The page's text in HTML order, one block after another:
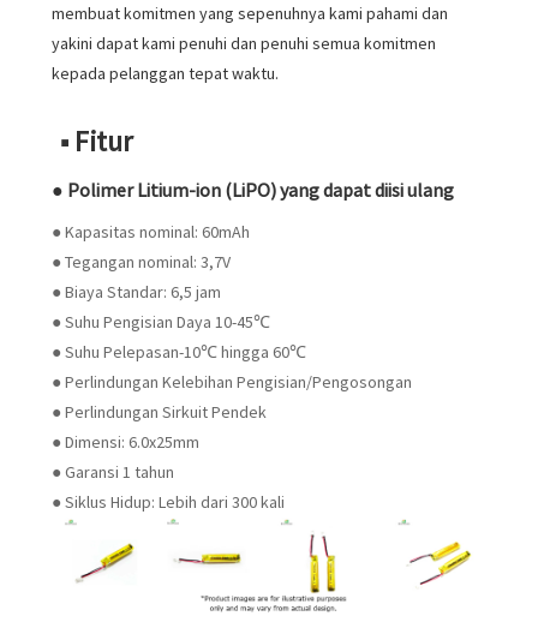
membuat komitmen yang sepenuhnya kami pahami dan
yakini dapat kami penuhi dan penuhi semua komitmen
kepada pelanggan tepat waktu.
■ Fitur
● Polimer Litium-ion (LiPO) yang dapat diisi ulang
● Kapasitas nominal: 60mAh
● Tegangan nominal: 3,7V
● Biaya Standar: 6,5 jam
● Suhu Pengisian Daya 10-45℃
● Suhu Pelepasan-10℃ hingga 60℃
● Perlindungan Kelebihan Pengisian/Pengosongan
● Perlindungan Sirkuit Pendek
● Dimensi: 6.0x25mm
● Garansi 1 tahun
● Siklus Hidup: Lebih dari 300 kali